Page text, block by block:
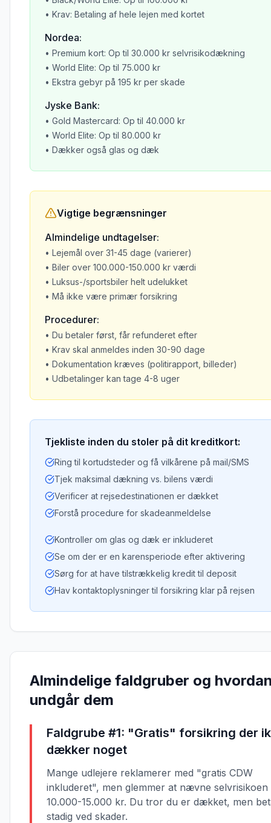
• Krav: Betaling af hele lejen med kortet
Nordea:
• Premium kort: Op til 30.000 kr selvrisikodækning
• World Elite: Op til 75.000 kr
• Ekstra gebyr på 195 kr per skade
Jyske Bank:
• Gold Mastercard: Op til 40.000 kr
• World Elite: Op til 80.000 kr
• Dækker også glas og dæk
Vigtige begrænsninger
Almindelige undtagelser:
• Lejemål over 31-45 dage (varierer)
• Biler over 100.000-150.000 kr værdi
• Luksus-/sportsbiler helt udelukket
• Må ikke være primær forsikring
Procedurer:
• Du betaler først, får refunderet efter
• Krav skal anmeldes inden 30-90 dage
• Dokumentation kræves (politirapport, billeder)
• Udbetalinger kan tage 4-8 uger
Tjekliste inden du stoler på dit kreditkort:
Ring til kortudsteder og få vilkårene på mail/SMS
Tjek maksimal dækning vs. bilens værdi
Verificer at rejsedestinationen er dækket
Forstå procedure for skadeanmeldelse
Kontroller om glas og dæk er inkluderet
Se om der er en karensperiode efter aktivering
Sørg for at have tilstrækkelig kredit til deposit
Hav kontaktoplysninger til forsikring klar på rejsen
Almindelige faldgruber og
undgår dem
Faldgrube #1: "Gratis" forsikring der
dækker noget
Mange udlejere reklamerer med "gratis CDW
inkluderet", men glemmer at nævne selvrisikoen
10.000-15.000 kr. Du tror du er dækket, men
stadig ved skader.